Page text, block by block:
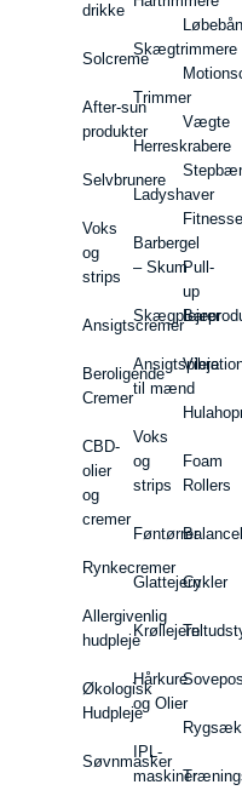
drikke
Solcreme
After-sun
produkter
Selvbrunere
Voks
og
strips
Ansigtscremer
Beroligende
Cremer
CBD-
olier
og
cremer
Rynkecremer
Allergivenlig
hudpleje
Økologisk
Hudpleje
Søvnmasker
Skægtrimmere
Trimmer
Herreskrabere
Ladyshaver
Barbergel
– Skum
Ansigtspleje
til mænd
Voks
og
strips
Føntørrer
Glattejern
Krøllejern
Hårkure
og Olier
IPL-
maskiner
Vægte
Pull-
up
Barer
Foam
Rollers
Cykler